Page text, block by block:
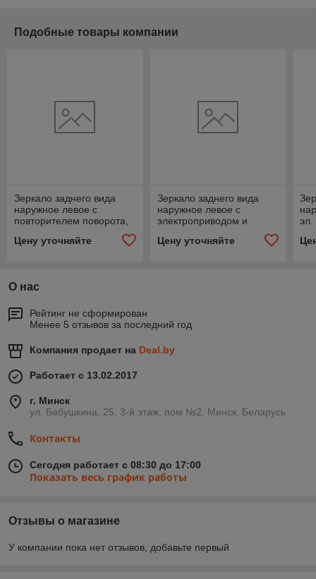
Подобные товары компании
Зеркало заднего вида
наружное левое с
повторителем поворота,
Цену уточняйте
Зеркало заднего вида
наружное левое с
электроприводом и
обогревом, 46.8201021-
01
Цену уточняйте
эл.
О нас
Рейтинг не сформирован
Менее 5 отзывов за последний год
Компания продает на Deal.by
Работает с 13.02.2017
г. Минск
ул. Бабушкина, 25, 3-й этаж, пом №2, Минск, Беларусь
Контакты
Сегодня работает с 08:30 до 17:00
Показать весь график работы
Отзывы о магазине
У компании пока нет отзывов, добавьте первый